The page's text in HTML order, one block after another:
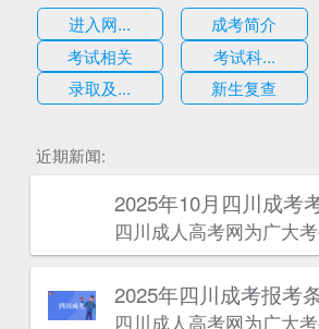
进入网...
成考简介
考试相关
考试科...
录取及...
新生复查
近期新闻:
2025年10月四川成考
2025年‌‌‌‌四川成考报考